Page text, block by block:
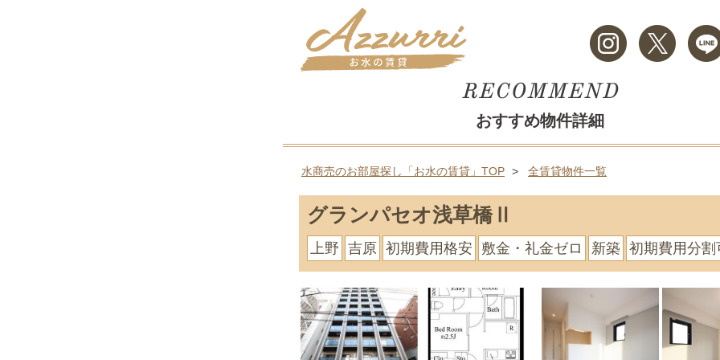
おすすめ物件詳細
水商売のお部屋探し「お水の賃貸」TOP 全賃貸物件一覧
グランパセオ浅草橋Ⅱ
上野 吉原 初期費用格安 敷金・礼金ゼロ 新築 初期費用分割